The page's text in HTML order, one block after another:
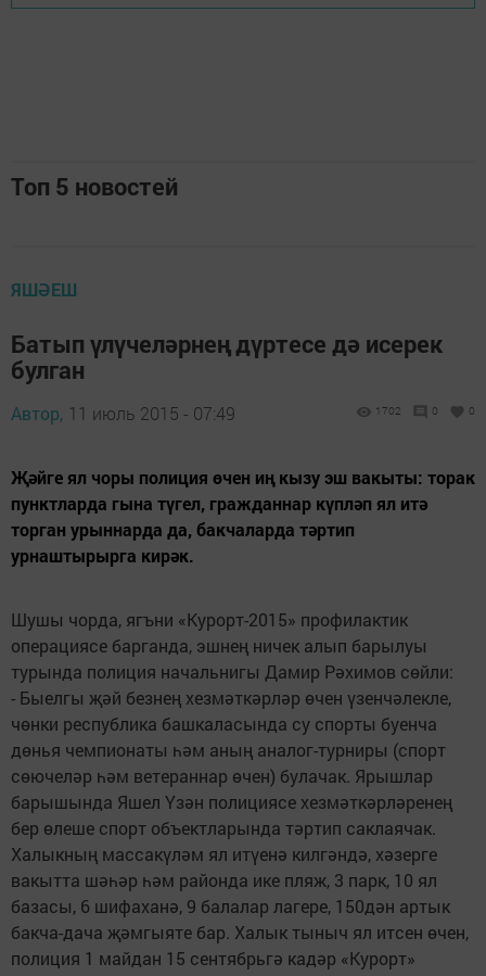
Топ 5 новостей
ЯШӘЕШ
Батып үлүчеләрнең дүртесе дә исерек
булган
Автор, 11 июль 2015 - 07:49 1702 0 0
Җәйге ял чоры полиция өчен иң кызу эш вакыты: торак
пунктларда гына түгел, гражданнар күпләп ял итә
торган урыннарда да, бакчаларда тәртип
урнаштырырга кирәк.
Шушы чорда, ягъни «Курорт-2015» профилактик
операциясе барганда, эшнең ничек алып барылуы
турында полиция начальнигы Дамир Рәхимов сөйли:
- Быелгы җәй безнең хезмәткәрләр өчен үзенчәлек­ле,
чөнки республика башкаласында су спорты буенча
дөнья чемпионаты һәм аның аналог-турниры (спорт
сөючеләр һәм ветераннар өчен) булачак. Ярышлар
барышында Яшел Үзән полициясе хезмәткәрләренең
бер өлеше спорт объектларында тәртип саклаячак.
Халыкның массакүләм ял итүенә килгәндә, хәзерге
вакытта шәһәр һәм районда ике пляж, 3 парк, 10 ял
базасы, 6 шифаханә, 9 балалар лагере, 150дән артык
бакча-дача җәмгыяте бар. Халык тыныч ял итсен өчен,
полиция 1 майдан 15 сентябрьгә кадәр «Курорт»